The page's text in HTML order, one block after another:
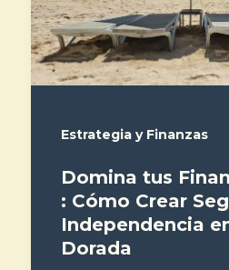
Estrategia y Finanzas
Domina tus
: Cómo Crear
Independencia
Dorada